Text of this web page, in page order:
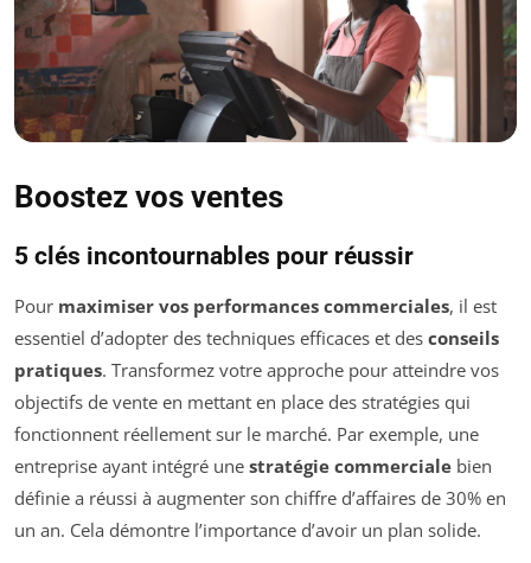
Boostez vos ventes
5 clés incontournables pour réussir
Pour maximiser vos performances commerciales, il est
essentiel d’adopter des techniques efficaces et des conseils
pratiques. Transformez votre approche pour atteindre vos
objectifs de vente en mettant en place des stratégies qui
fonctionnent réellement sur le marché. Par exemple, une
entreprise ayant intégré une stratégie commerciale bien
définie a réussi à augmenter son chiffre d’affaires de 30% en
un an. Cela démontre l’importance d’avoir un plan solide.